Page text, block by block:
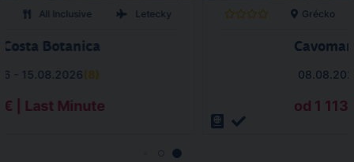
All Inclusive Letecky
Botanica
- 15.08.2026(8)
€ | Last Minute
Grécko
od 1